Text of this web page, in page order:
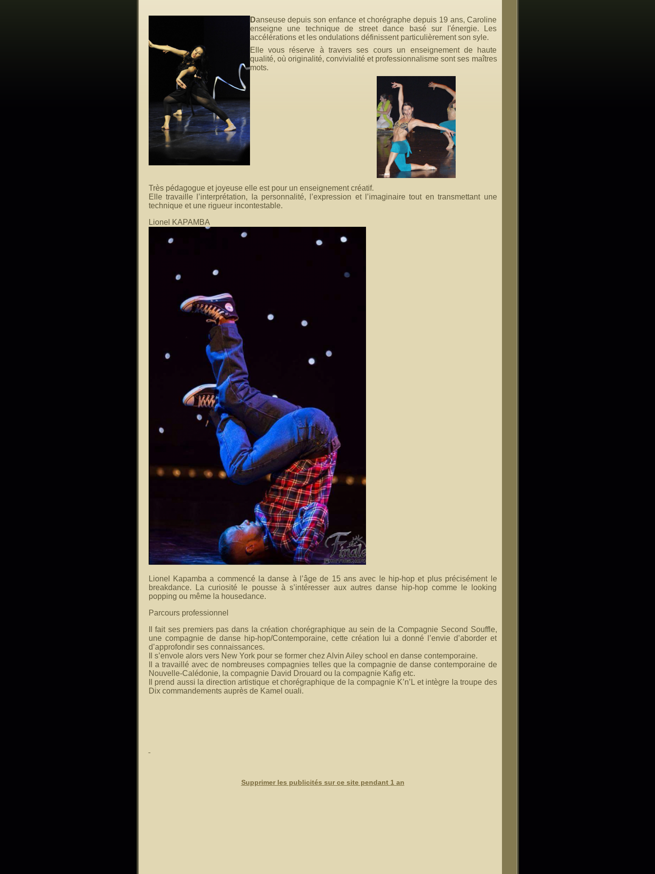
Danseuse depuis son enfance et chorégraphe depuis 19 ans, Caroline
enseigne une technique de street dance basé sur l'énergie. Les
accélérations et les ondulations définissent particulièrement son syle.
Elle vous réserve à travers ses cours un enseignement de haute
qualité, où originalité, convivialité et professionnalisme sont ses maîtres
mots.
Très pédagogue et joyeuse elle est pour un enseignement créatif.
Elle travaille l’interprétation, la personnalité, l’expression et l’imaginaire tout en transmettant une
technique et une rigueur incontestable.
Lionel KAPAMBA
Lionel Kapamba a commencé la danse à l’âge de 15 ans avec le hip-hop et plus précisément le
breakdance. La curiosité le pousse à s’intéresser aux autres danse hip-hop comme le looking
popping ou même la housedance.
Parcours professionnel
Il fait ses premiers pas dans la création chorégraphique au sein de la Compagnie Second Souffle,
une compagnie de danse hip-hop/Contemporaine, cette création lui a donné l’envie d’aborder et
d’approfondir ses connaissances.
Il s’envole alors vers New York pour se former chez Alvin Ailey school en danse contemporaine.
Il a travaillé avec de nombreuses compagnies telles que la compagnie de danse contemporaine de
Nouvelle-Calédonie, la compagnie David Drouard ou la compagnie Kafig etc.
Il prend aussi la direction artistique et chorégraphique de la compagnie K’n’L et intègre la troupe des
Dix commandements auprès de Kamel ouali.
Supprimer les publicités sur ce site pendant 1 an